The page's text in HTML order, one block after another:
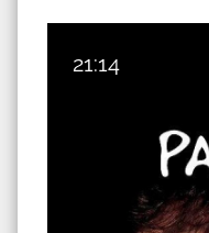
21:14